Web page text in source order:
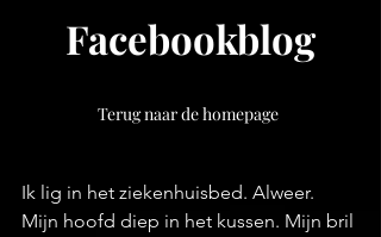
Facebookblog
Terug naar de homepage
Ik lig in het ziekenhuisbed. Alweer.
Mijn hoofd diep in het kussen. Mijn bril